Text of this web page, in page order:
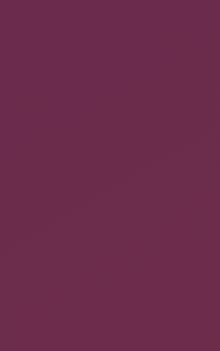
en rajouter ;
de
de
fonctionnalité comme
rock and the